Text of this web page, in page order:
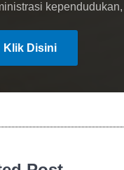
Klik Disini